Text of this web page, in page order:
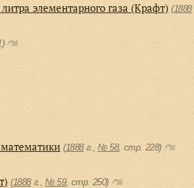
элементарного газа (Крафт) (1888
(1888 г.,№ 58, cтр. 228)
(1888 г.,№ 59, cтр. 250)